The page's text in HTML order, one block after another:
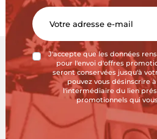
J'accepte que les données
pour l'envoi d'offres
seront conservées jusqu'à
pouvez vous désinscrire
l'intermédiaire du lien
promotionnels qui